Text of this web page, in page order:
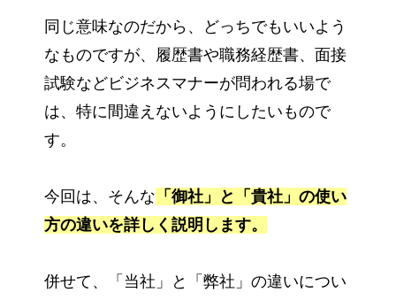
同じ意味なのだから、どっちでもいいよう
なものですが、履歴書や職務経歴書、面接
試験などビジネスマナーが問われる場で
は、特に間違えないようにしたいもので
す。
今回は、そんな 「御社」と「貴社」の使い
方の違いを詳しく説明します。
併せて、「当社」と「弊社」の違いについ